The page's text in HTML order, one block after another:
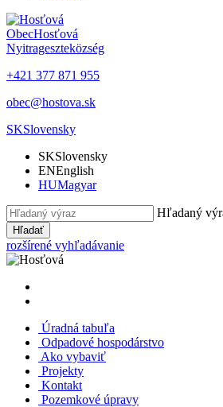
ObecHosťová
Nyitrageszteközség
+421 377 871 955
obec@hostova.sk
SKSlovensky
SKSlovensky
ENEnglish
HUMagyar
Hľadaný
Hľadať
rozšírené vyhľadávanie
Úradná tabuľa
Odpadové hospodárstvo
Ako vybaviť
Projekty
Kontakt
Pozemkové úpravy